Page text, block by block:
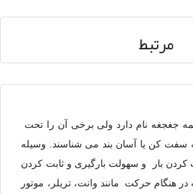
مرتبط
جغجغه نام دارد ولی برخی آن را تحت
سفت کن یا آسان بند می شناسند. وسیله
بار و سهولت بارگیری و ثابت کردن
در هنگام حرکت مانند وانت، تریلر، موتور